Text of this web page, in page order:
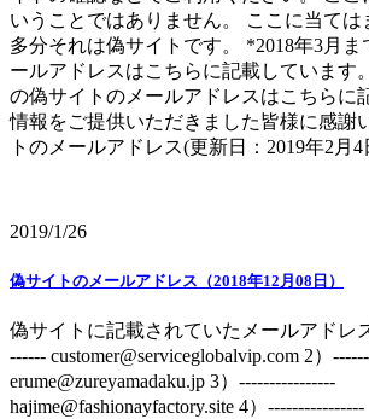
いうことではありません。 ここに当ては
多分それは偽サイトです。 *2018年3月ま
ールアドレスはこちらに記載しています
の偽サイトのメールアドレスはこちらに
情報をご提供いただきました皆様に感謝
トのメールアドレス(更新日：2019年2月4
2019/1/26
偽サイトのメールアドレス（2018年12月08日）
偽サイトに記載されていたメールアドレ
------ customer@serviceglobalvip.com 2）
erume@zureyamadaku.jp 3）----------------
hajime@fashionayfactory.site 4）----------------